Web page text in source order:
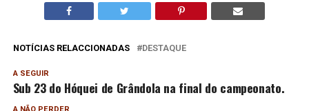
NOTÍCIAS RELACCIONADAS DESTAQUE
A SEGUIR
Sub 23 do Hóquei de Grândola na final do campeonato.
A NÃO PERDER